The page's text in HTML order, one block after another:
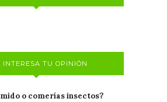
INTERESA TU OPINIÓN
o comerías insectos?